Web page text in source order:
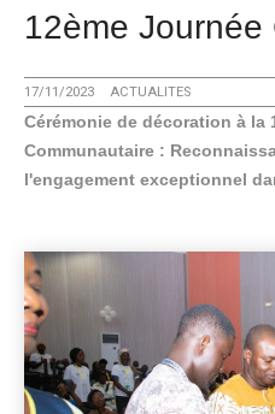
12ème Journée
17/11/2023 ACTUALITES
Cérémonie de décoration à la
Communautaire :
l'engagement exceptionnel